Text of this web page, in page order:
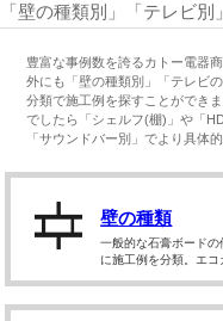
「壁の種類別」「テレビ
豊富な事例数を誇るカトー電器
外にも「壁の種類別」「テレビ
分類で施工例を探すことができ
でしたら「シェルフ(棚)」や「
「サウンドバー別」でより具体
壁の種類
一般的な石膏ボード
に施工例を分類。エコ